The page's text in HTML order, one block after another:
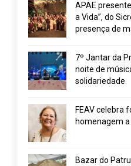
APAE
a Vida”, do
presença de
7º Jantar da
noite de
solidariedade
FEAV celebra
homenagem
Bazar do